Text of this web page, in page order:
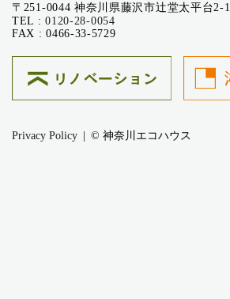
〒251-0044 神奈川県藤沢市辻堂太平台
TEL :0120-28-0054
FAX : 0466-33-5729
Privacy Policy © 神奈川エコハウス